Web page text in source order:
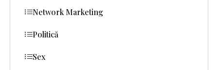
Network Marketing
Politică
Sex